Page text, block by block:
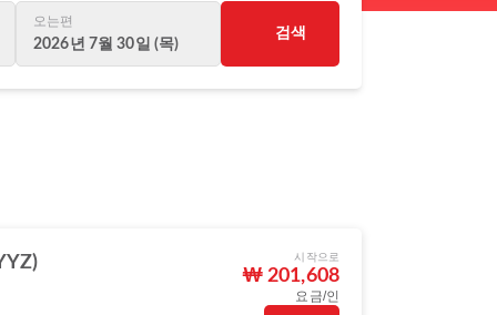
오는편
2026년 7월 30일 (목)
검색
시작으로
₩ 201,608
요금/인